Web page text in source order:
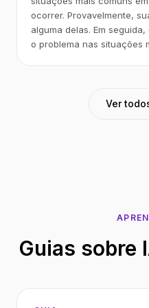
ocorrer. Provavelmente,
alguma delas. Em
o problema nas situações
Ver
Guias sobre